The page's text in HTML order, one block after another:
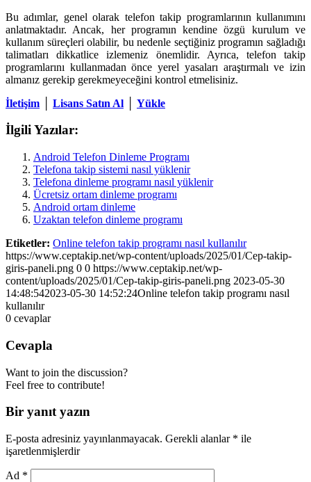
Bu adımlar, genel olarak telefon takip programlarının kullanımını
anlatmaktadır. Ancak, her programın kendine özgü kurulum ve
kullanım süreçleri olabilir, bu nedenle seçtiğiniz programın sağladığı
talimatları dikkatlice izlemeniz önemlidir. Ayrıca, telefon takip
programlarını kullanmadan önce yerel yasaları araştırmalı ve izin
almanız gerekip gerekmeyeceğini kontrol etmelisiniz.
İletişim
Lisans Satın Al Yükle
İlgili Yazılar:
Android Telefon Dinleme Programı
Telefona takip sistemi nasıl yüklenir
Telefona dinleme programı nasıl yüklenir
Ücretsiz ortam dinleme programı
Android ortam dinleme
Uzaktan telefon dinleme programı
Etiketler: Online telefon takip programı nasıl kullanılır
https://www.ceptakip.net/wp-content/uploads/2025/01/Cep-takip-
giris-paneli.png 0 0 https://www.ceptakip.net/wp-
content/uploads/2025/01/Cep-takip-giris-paneli.png 2023-05-30
14:48:542023-05-30 14:52:24Online telefon takip programı nasıl
kullanılır
0 cevaplar
Cevapla
Want to join the discussion?
Feel free to contribute!
Bir yanıt yazın
E-posta adresiniz yayınlanmayacak. Gerekli alanlar * ile
işaretlenmişlerdir
Ad *